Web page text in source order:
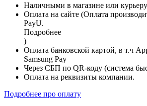
Наличными в магазине или курьеру
Оплата на сайте (Оплата
PayU.
Подробнее
)
Оплата банковской картой, в т.ч
Samsung Pay
Через СБП по QR-коду (система
Оплата на реквизиты компании.
Подробнее про оплату